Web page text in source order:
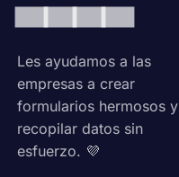
Les ayudamos a las
empresas a crear
formularios hermosos y
recopilar datos sin
esfuerzo. 💜